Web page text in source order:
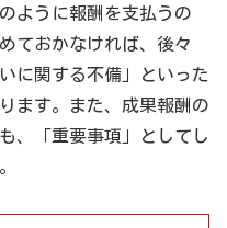
ように報酬を支払うの
ておかなければ、後々
に関する不備」といった
ます。また、成果報酬の
、「重要事項」としてし